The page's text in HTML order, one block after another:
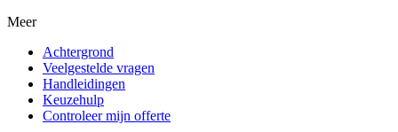
Meer
Achtergrond
Veelgestelde vragen
Handleidingen
Keuzehulp
Controleer mijn offerte